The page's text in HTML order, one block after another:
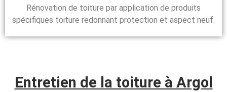
Rénovation de toiture par application de produits
spécifiques toiture redonnant protection et aspect neuf.
Entretien de la toiture à Argol